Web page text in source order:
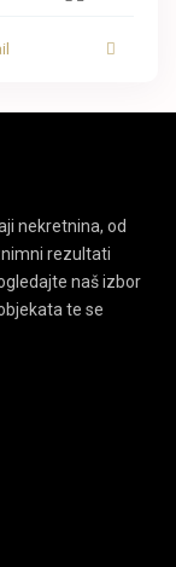
nekretnina, od
rezultati
naš izbor
te se